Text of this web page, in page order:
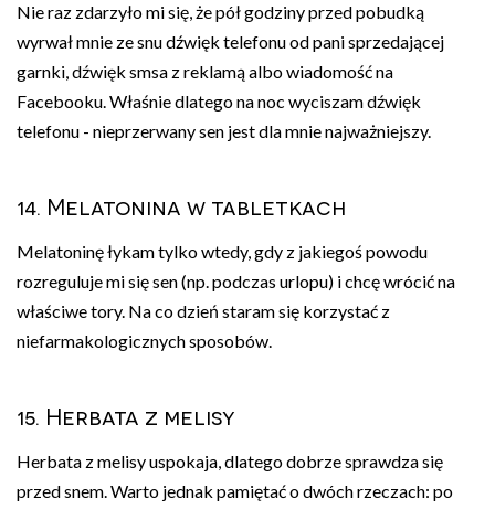
Nie raz zdarzyło mi się, że pół godziny przed pobudką
wyrwał mnie ze snu dźwięk telefonu od pani sprzedającej
garnki, dźwięk smsa z reklamą albo wiadomość na
Facebooku. Właśnie dlatego na noc wyciszam dźwięk
telefonu - nieprzerwany sen jest dla mnie najważniejszy.
14. Melatonina w tabletkach
Melatoninę łykam tylko wtedy, gdy z jakiegoś powodu
rozreguluje mi się sen (np. podczas urlopu) i chcę wrócić na
właściwe tory. Na co dzień staram się korzystać z
niefarmakologicznych sposobów.
15. Herbata z melisy
Herbata z melisy uspokaja, dlatego dobrze sprawdza się
przed snem. Warto jednak pamiętać o dwóch rzeczach: po